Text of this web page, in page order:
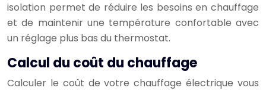
isolation permet de réduire les besoins en chauffage
et de maintenir une température confortable avec
un réglage plus bas du thermostat.
Calcul du coût du chauffage
Calculer le coût de votre chauffage électrique vous